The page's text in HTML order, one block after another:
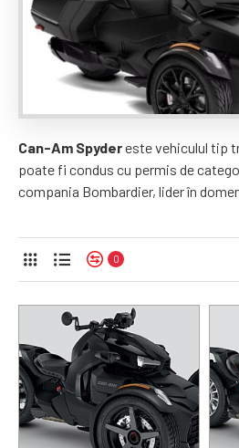
Can-Am Spydereste vehiculul tip
poate fi condus cu permis de
compania Bombardier, lider în
nonconformiști care sunt receptivi
și caută în permanență experiențe
îți punem la dispoziție gama
cele mai atrăgătoare oferte de pe
nelămuriri, echipa noastră îți va
0